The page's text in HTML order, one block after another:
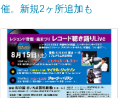
催。新規2ヶ所追加も